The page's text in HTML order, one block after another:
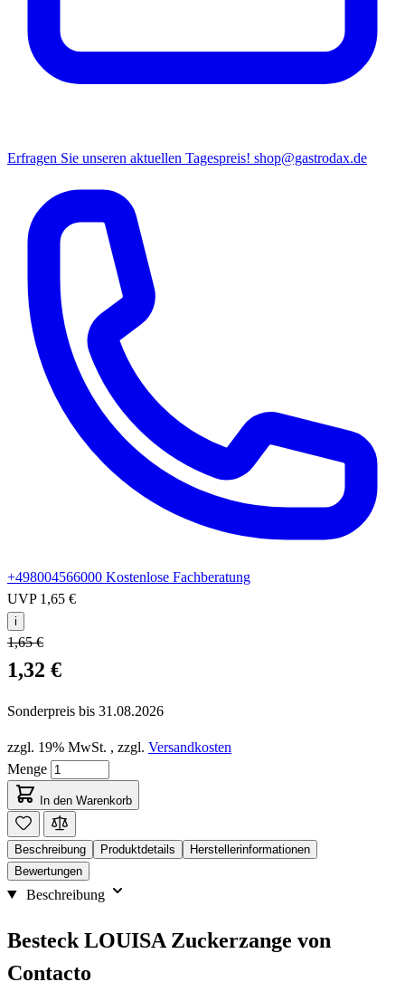
Erfragen Sie unseren aktuellen Tagespreis! shop@gastrodax.de
+498004566000 Kostenlose Fachberatung
UVP 1,65 €
i
1,65 €
1,32 €
Sonderpreis bis 31.08.2026
zzgl. 19% MwSt. , zzgl. Versandkosten
Menge
In den Warenkorb
Beschreibung Produktdetails
Herstellerinformationen
Bewertungen
Beschreibung
Besteck LOUISA Zuckerzange von
Contacto